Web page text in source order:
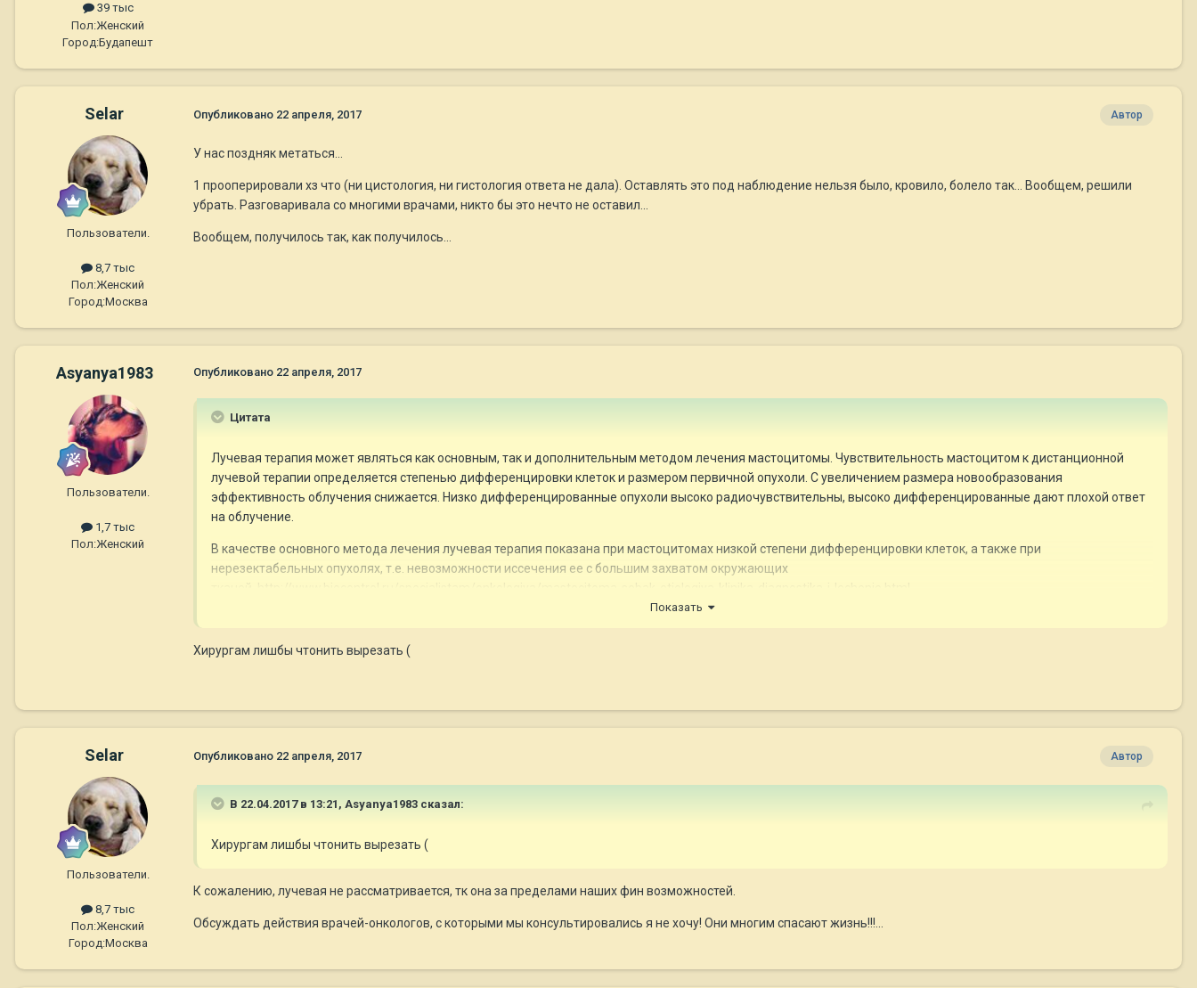
39 тыс
Пол:Женский
Город:Будапешт
Selar
Пользователи.
8,7 тыс
Пол:Женский
Город:Москва
Автор
Опубликовано 22 апреля, 2017
У нас поздняк метаться...
1 прооперировали хз что (ни цистология, ни гистология ответа не дала). Оставлять это под наблюдение нельзя было, кровило, болело так... Вообщем, решили
убрать. Разговаривала со многими врачами, никто бы это нечто не оставил...
Вообщем, получилось так, как получилось...
Asyanya1983
Пользователи.
1,7 тыс
Пол:Женский
Опубликовано 22 апреля, 2017
Цитата
Лучевая терапия может являться как основным, так и дополнительным методом лечения мастоцитомы. Чувствительность мастоцитом к дистанционной
лучевой терапии определяется степенью дифференцировки клеток и размером первичной опухоли. С увеличением размера новообразования
эффективность облучения снижается. Низко дифференцированные опухоли высоко радиочувствительны, высоко дифференцированные дают плохой ответ
на облучение.
В качестве основного метода лечения лучевая терапия показана при мастоцитомах низкой степени дифференцировки клеток, а также при
нерезектабельных опухолях, т.е. невозможности иссечения ее с большим захватом окружающих
Показать
Хирургам лишбы чтонить вырезать (
Selar
Пользователи.
8,7 тыс
Пол:Женский
Город:Москва
Автор
Опубликовано 22 апреля, 2017
В 22.04.2017 в 13:21, Asyanya1983 сказал:
Хирургам лишбы чтонить вырезать (
К сожалению, лучевая не рассматривается, тк она за пределами наших фин возможностей.
Обсуждать действия врачей-онкологов, с которыми мы консультировались я не хочу! Они многим спасают жизнь!!!...